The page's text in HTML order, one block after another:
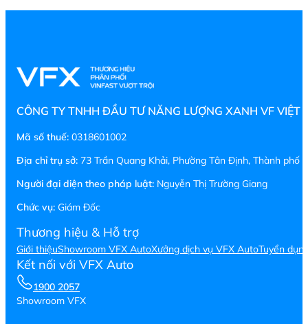
CÔNG TY TNHH ĐẦU TƯ NĂNG LƯỢNG XANH VF VIỆT
Mã số thuế: 0318601002
Địa chỉ trụ sở: 73 Trần Quang Khải, Phường Tân Định, Thành phố
Người đại diện theo pháp luật: Nguyễn Thị Trường Giang
Chức vụ: Giám Đốc
Thương hiệu & Hỗ trợ
Giới thiệuShowroom VFX AutoXưởng dịch vụ VFX AutoTuyển
Kết nối với VFX Auto
1900 2057
Showroom VFX